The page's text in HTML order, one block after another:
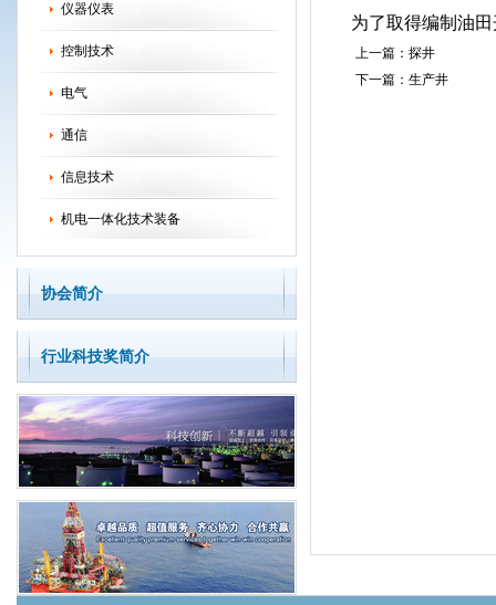
仪器仪表
控制技术
电气
通信
信息技术
机电一体化技术装备
协会简介
行业科技奖简介
为了取得编制油田
上一篇： 探井
下一篇： 生产井